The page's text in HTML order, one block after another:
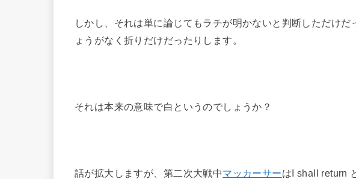
しかし、それは単に論じてもラチが明かないと判断しただけ
ょうがなく折りだけだったりします。
それは本来の意味で白というのでしょうか？
話が拡大しますが、第二次大戦中マッカーサーはI shall return